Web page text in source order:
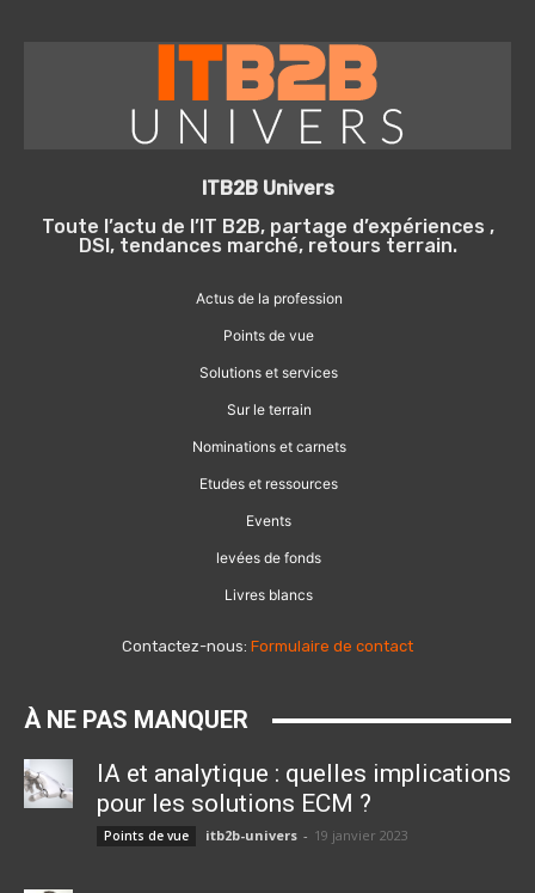
ITB2B Univers
Toute l’actu de l’IT B2B, partage d’expériences ,
DSI, tendances marché, retours terrain.
Actus de la profession
Points de vue
Solutions et services
Sur le terrain
Nominations et carnets
Etudes et ressources
Events
levées de fonds
Livres blancs
Contactez-nous: Formulaire de contact
À NE PAS MANQUER
IA et analytique : quelles implications
pour les solutions ECM ?
Points de vue itb2b-univers - 19 janvier 2023